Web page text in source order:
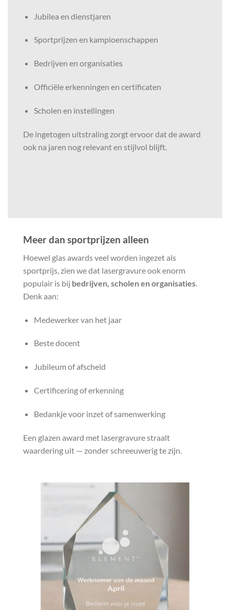
Jubilea en dienstjaren
Sportprijzen en kampioenschappen
Bedrijven en organisaties
Officiële erkenningen en certificaten
Scholen en instellingen
De ingetogen uitstraling zorgt ervoor dat de award
ook na jaren nog relevant en stijlvol blijft.
Meer dan sportprijzen alleen
Hoewel glas awards veel worden ingezet als
sportprijs, zien we dat lasergravure ook enorm
populair is bij bedrijven, scholen en organisaties
Denk aan:
Medewerker van het jaar
Beste docent
Jubileum of afscheid
Certificering of erkenning
Bedankje voor inzet of samenwerking
Een glazen award met lasergravure straalt
waardering uit — zonder schreeuwerig te zijn.